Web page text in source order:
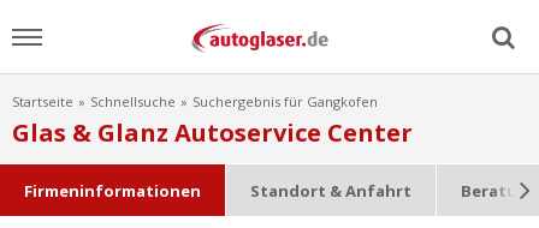
Menu
Home
Startseite Schnellsuche Suchergebnis für Gangkofen
Glas & Glanz Autoservice Center
Firmeninformationen Standort & Anfahrt